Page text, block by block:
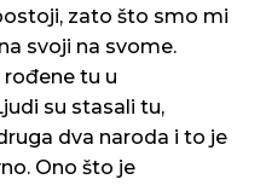
zato što smo mi
svoji na svome.
tu u
su stasali tu,
dva naroda i to je
Ono što je